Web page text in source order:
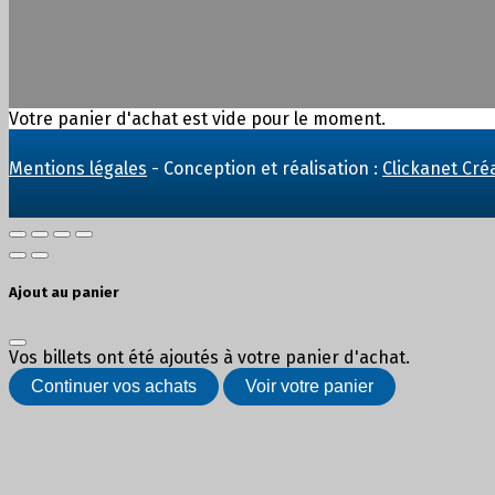
Votre panier d'achat est vide pour le moment.
Mentions légales - Conception et réalisation : Clickanet
Ajout au panier
Vos billets ont été ajoutés à votre panier d'achat.
Continuer vos achats Voir votre panier